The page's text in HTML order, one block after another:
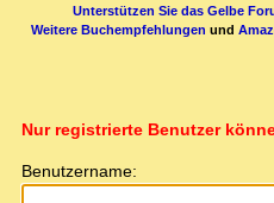
Unterstützen Sie das Gelbe
Weitere Buchempfehlungen und
Nur registrierte Benutzer
Benutzername: